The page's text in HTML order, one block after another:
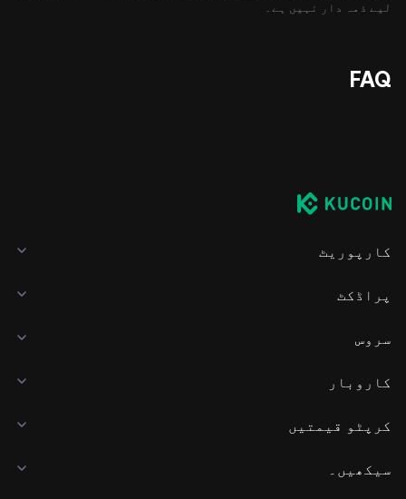
لیے ذمہ دار نہیں ہے۔
FAQ
کارپوریٹ
پراڈکٹ
سروس
کاروبار
کرپٹو قیمتیں
سیکھیں۔